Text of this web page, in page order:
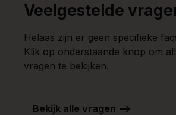
Veelgestelde
Helaas zijn er geen specifieke
Klik op onderstaande knop om
vragen te bekijken.
Bekijk alle vragen -->